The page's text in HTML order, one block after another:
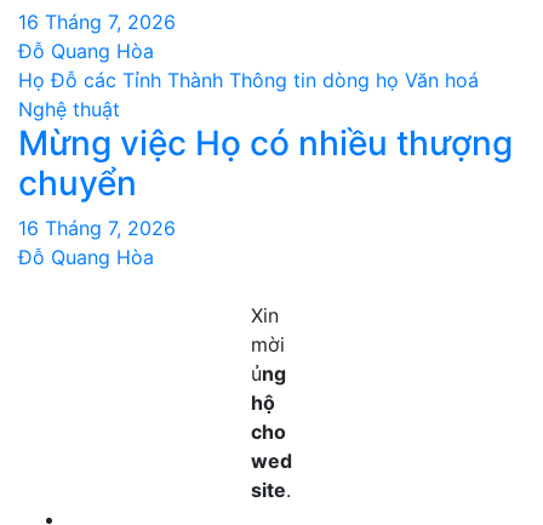
16 Tháng 7, 2026
Đỗ Quang Hòa
Họ Đỗ các Tỉnh Thành Thông tin dòng họ Văn hoá
Nghệ thuật
Mừng việc Họ có nhiều thượng
chuyển
16 Tháng 7, 2026
Đỗ Quang Hòa
Xin
mời
ủng
hộ
cho
wed
site.